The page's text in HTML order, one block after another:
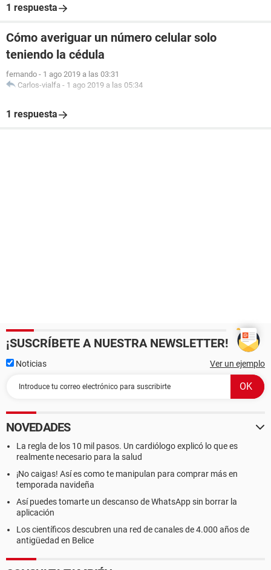
1 respuesta
Cómo averiguar un número celular solo
teniendo la cédula
fernando - 1 ago 2019 a las 03:31
Carlos-vialfa - 1 ago 2019 a las 05:34
1 respuesta
¡SUSCRÍBETE A NUESTRA NEWSLETTER!
Noticias Ver un ejemplo
NOVEDADES
La regla de los 10 mil pasos. Un cardiólogo explicó lo que es
realmente necesario para la salud
¡No caigas! Así es como te manipulan para comprar más en
temporada navideña
Así puedes tomarte un descanso de WhatsApp sin borrar la
aplicación
Los científicos descubren una red de canales de 4.000 años de
antigüedad en Belice